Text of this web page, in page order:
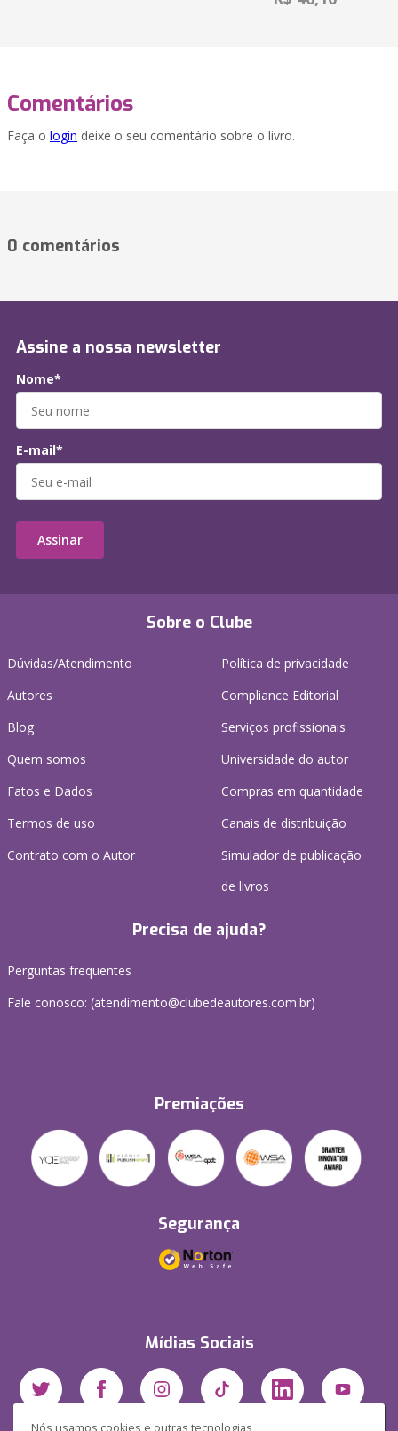
Nós usamos cookies e outras tecnologias
Comentários
Faça o login deixe o seu comentário sobre o livro.
0 comentários
Sobre o Clube
Dúvidas/Atendimento
Autores
Blog
Quem somos
Fatos e Dados
Termos de uso
Contrato com o Autor
Política de privacidade
Compliance Editorial
Serviços profissionais
Universidade do autor
Compras em quantidade
Canais de distribuição
Simulador de publicação
de livros
Precisa de ajuda?
Perguntas frequentes
Fale conosco: (atendimento@clubedeautores.com.br)
Premiações
Segurança
Mídias Sociais
Assine a nossa newsletter
Nome*
E-mail*
Assinar